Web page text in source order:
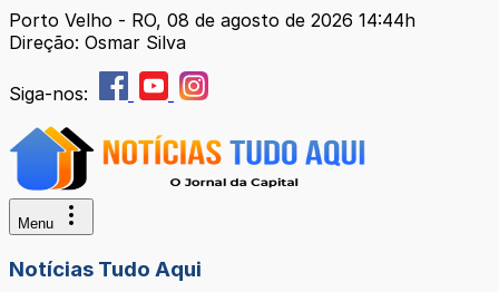
Porto Velho - RO, 08 de agosto de 2026 14:44h
Direção: Osmar Silva
Siga-nos:
Menu
Notícias Tudo Aqui